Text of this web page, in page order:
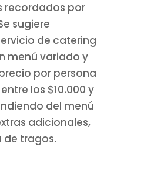
recordados por
sugiere
de catering
menú variado y
por persona
los $10.000 y
del menú
adicionales,
de tragos.